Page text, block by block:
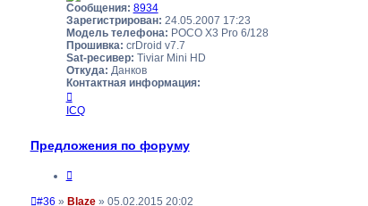
Сообщения: 8934
Зарегистрирован: 24.05.2007 17:23
Модель телефона: POCO X3 Pro 6/128
Прошивка: crDroid v7.7
Sat-ресивер: Tiviar Mini HD
Откуда: Данков
Контактная информация:
Контактная
информация
пользователя
ICQ
Предложения по форуму
Цитата
Непрочитанное
#36 » Blaze» 05.02.2015 20:02